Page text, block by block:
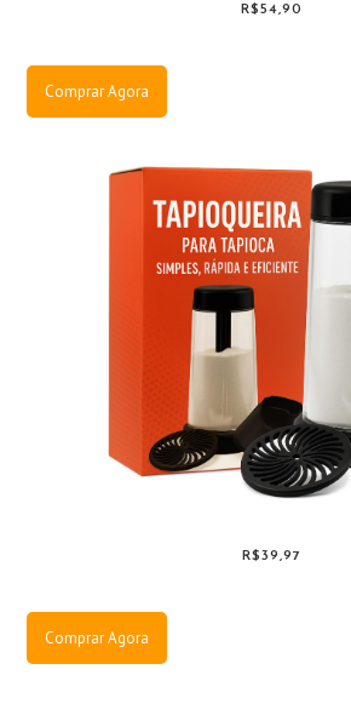
R$54,90
Comprar Agora
R$39,97
Comprar Agora